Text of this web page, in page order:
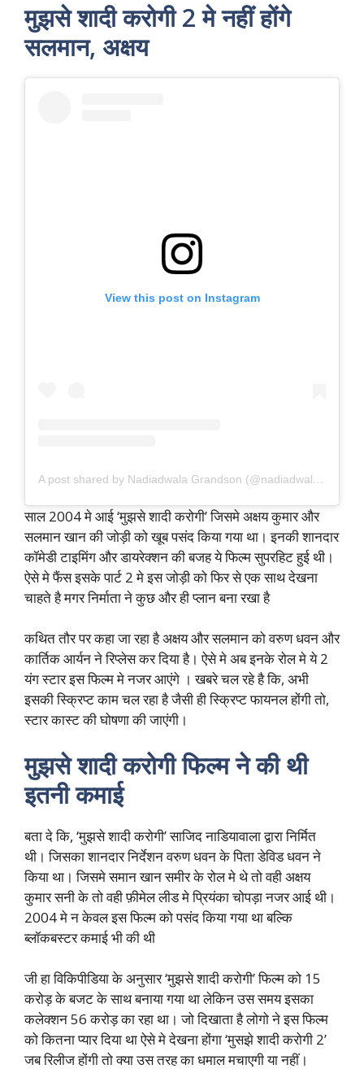
मुझसे शादी करोगी 2 मे नहीं होंगे
सलमान, अक्षय
View this post on Instagram
A post shared by Nadiadwala Grandson (@nadiadwalagrandson)
साल 2004 मे आई ‘मुझसे शादी करोगी’ जिसमे अक्षय कुमार और
सलमान खान की जोड़ी को खूब पसंद किया गया था। इनकी शानदार
कॉमेडी टाइमिंग और डायरेक्शन की बजह ये फिल्म सुपरहिट हुई थी।
ऐसे मे फैंस इसके पार्ट 2 मे इस जोड़ी को फिर से एक साथ देखना
चाहते है मगर निर्माता ने कुछ और ही प्लान बना रखा है
कथित तौर पर कहा जा रहा है अक्षय और सलमान को वरुण धवन और
कार्तिक आर्यन ने रिप्लेस कर दिया है। ऐसे मे अब इनके रोल मे ये 2
यंग स्टार इस फिल्म मे नजर आएंगे । खबरे चल रहे है कि, अभी
इसकी स्क्रिप्ट काम चल रहा है जैसी ही स्क्रिप्ट फायनल होंगी तो,
स्टार कास्ट की घोषणा की जाएंगी।
मुझसे शादी करोगी फिल्म ने की थी
इतनी कमाई
बता दे कि, ‘मुझसे शादी करोगी’ साजिद नाडियावाला द्वारा निर्मित
थी। जिसका शानदार निर्देशन वरुण धवन के पिता डेविड धवन ने
किया था। जिसमे समान खान समीर के रोल मे थे तो वही अक्षय
कुमार सनी के तो वही फ़ीमेल लीड मे प्रियंका चोपड़ा नजर आई थी।
2004 मे न केवल इस फिल्म को पसंद किया गया था बल्कि
ब्लॉकबस्टर कमाई भी की थी
जी हा विकिपीडिया के अनुसार ‘मुझसे शादी करोगी’ फिल्म को 15
करोड़ के बजट के साथ बनाया गया था लेकिन उस समय इसका
कलेक्शन 56 करोड़ का रहा था। जो दिखाता है लोगो ने इस फिल्म
को कितना प्यार दिया था ऐसे मे देखना होंगा ‘मुसझे शादी करोगी 2’
जब रिलीज होंगी तो क्या उस तरह का धमाल मचाएगी या नहीं।